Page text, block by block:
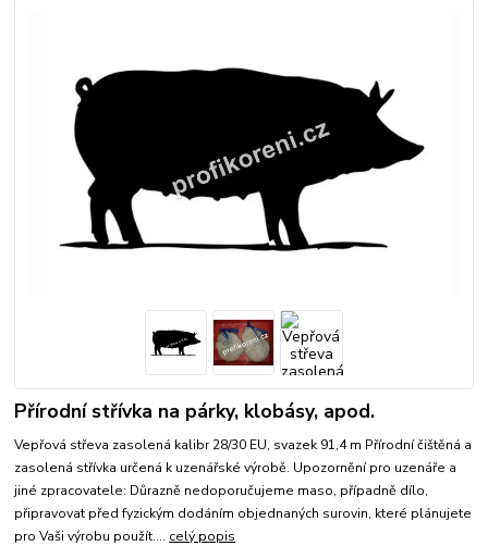
Přírodní střívka na párky, klobásy, apod.
Vepřová střeva zasolená kalibr 28/30 EU, svazek 91,4 m Přírodní čištěná a
zasolená střívka určená k uzenářské výrobě. Upozornění pro uzenáře a
jiné zpracovatele: Důrazně nedoporučujeme maso, případně dílo,
připravovat před fyzickým dodáním objednaných surovin, které plánujete
pro Vaši výrobu použít.... celý popis